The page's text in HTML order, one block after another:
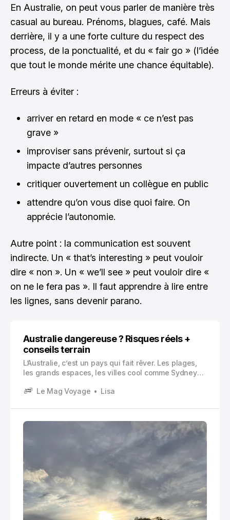
En Australie, on peut vous parler de manière très
casual au bureau. Prénoms, blagues, café. Mais
derrière, il y a une forte culture du respect des
process, de la ponctualité, et du « fair go » (l’idée
que tout le monde mérite une chance équitable).
Erreurs à éviter :
arriver en retard en mode « ce n’est pas
grave »
improviser sans prévenir, surtout si ça
impacte d’autres personnes
critiquer ouvertement un collègue en public
attendre qu’on vous dise quoi faire. On
apprécie l’autonomie.
Autre point : la communication est souvent
indirecte. Un « that’s interesting » peut vouloir
dire « non ». Un « we’ll see » peut vouloir dire «
on ne le fera pas ». Il faut apprendre à lire entre
les lignes, sans devenir parano.
Australie dangereuse ? Risques réels +
conseils terrain
L’Australie, c’est un pays qui fait rêver. Les plages,
les grands espaces, les villes cool comme Sydney
loin.Le Mag Voyage Lisa